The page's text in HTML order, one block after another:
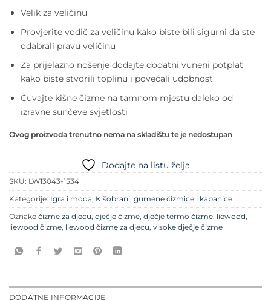
Velik za veličinu
Provjerite vodič za veličinu kako biste bili sigurni da ste
odabrali pravu veličinu
Za prijelazno nošenje dodajte dodatni vuneni potplat
kako biste stvorili toplinu i povećali udobnost
Čuvajte kišne čizme na tamnom mjestu daleko od
izravne sunčeve svjetlosti
Ovog proizvoda trenutno nema na skladištu te je nedostupan
Dodajte na listu želja
SKU: LW13043-1534
Kategorije: Igra i moda, Kišobrani, gumene čizmice i kabanice
Oznake čizme za djecu, dječje čizme, dječje termo čizme, liewood,
liewood čizme, liewood čizme za djecu, visoke dječje čizme
DODATNE INFORMACIJE